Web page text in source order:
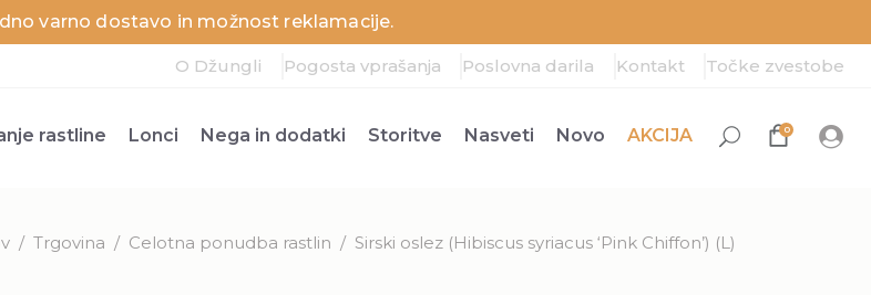
varno dostavo in možnost reklamacije.
O Džungli Pogosta vprašanja Poslovna darila Kontakt Točke zvestobe
rastline Lonci Nega in dodatki Storitve Nasveti Novo AKCIJA 0
/ Trgovina / Celotna ponudba rastlin / Sirski oslez (Hibiscus syriacus ‘Pink Chiffon’) (L)